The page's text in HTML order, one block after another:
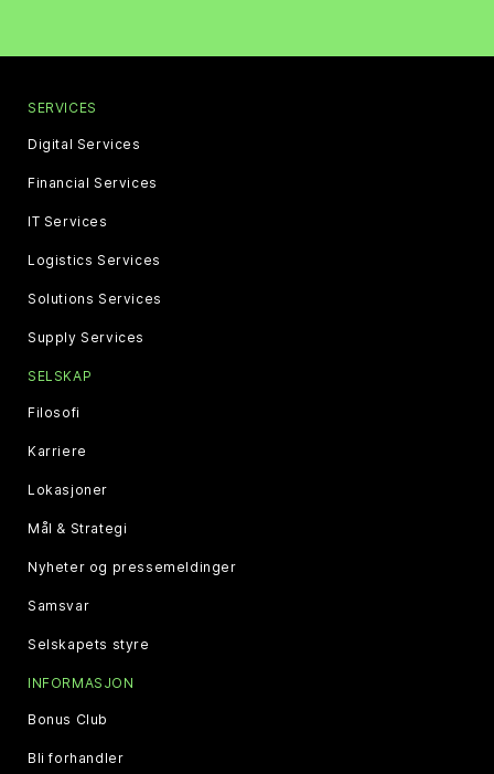
SERVICES
Digital Services
Financial Services
IT Services
Logistics Services
Solutions Services
Supply Services
SELSKAP
Filosofi
Karriere
Lokasjoner
Mål & Strategi
Nyheter og pressemeldinger
Samsvar
Selskapets styre
INFORMASJON
Bonus Club
Bli forhandler